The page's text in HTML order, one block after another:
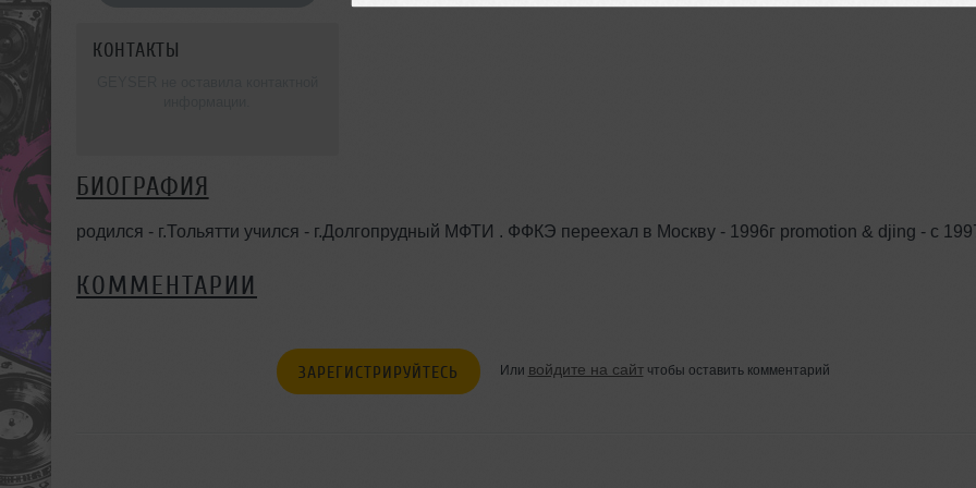
КОНТАКТЫ
БИОГРАФИЯ
родился - г.Тольятти учился - г.Долгопрудный МФТИ . ФФКЭ переехал в Москву - 1996г promotion & djing - с
КОММЕНТАРИИ
ЗАРЕГИСТРИРУЙТЕСЬ Или войдите на сайтчтобы оставить комментарий